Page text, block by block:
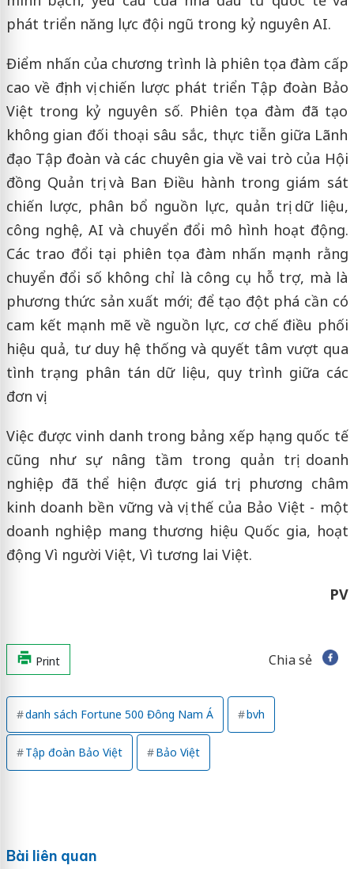
phát triển năng lực đội ngũ trong kỷ nguyên AI.
Điểm nhấn của chương trình là phiên tọa đàm cấp
cao về định vị chiến lược phát triển Tập đoàn Bảo
Việt trong kỷ nguyên số. Phiên tọa đàm đã tạo
không gian đối thoại sâu sắc, thực tiễn giữa Lãnh
đạo Tập đoàn và các chuyên gia về vai trò của Hội
đồng Quản trị và Ban Điều hành trong giám sát
chiến lược, phân bổ nguồn lực, quản trị dữ liệu,
công nghệ, AI và chuyển đổi mô hình hoạt động.
Các trao đổi tại phiên tọa đàm nhấn mạnh rằng
chuyển đổi số không chỉ là công cụ hỗ trợ, mà là
phương thức sản xuất mới; để tạo đột phá cần có
cam kết mạnh mẽ về nguồn lực, cơ chế điều phối
hiệu quả, tư duy hệ thống và quyết tâm vượt qua
tình trạng phân tán dữ liệu, quy trình giữa các
đơn vị.
Việc được vinh danh trong bảng xếp hạng quốc tế
cũng như sự nâng tầm trong quản trị doanh
nghiệp đã thể hiện được giá trị, phương châm
kinh doanh bền vững và vị thế của Bảo Việt - một
doanh nghiệp mang thương hiệu Quốc gia, hoạt
động Vì người Việt, Vì tương lai Việt.
PV
Print Chia sẻ
danh sách Fortune 500 Đông Nam Á bvh
Tập đoàn Bảo Việt Bảo Việt
Bài liên quan